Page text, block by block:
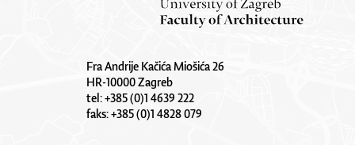
Fra Andrije Kačića Miošića 26
HR-10000 Zagreb
tel: +385 (0)1 4639 222
faks: +385 (0)1 4828 079